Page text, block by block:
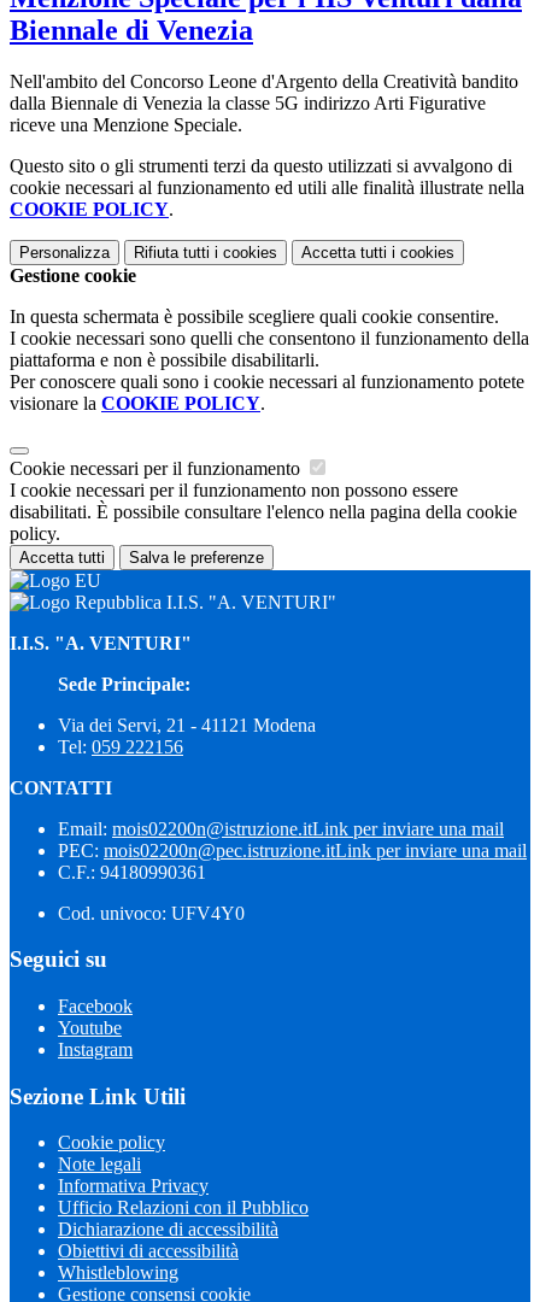
Biennale di Venezia
Nell'ambito del Concorso Leone d'Argento della Creatività bandito
dalla Biennale di Venezia la classe 5G indirizzo Arti Figurative
riceve una Menzione Speciale.
Questo sito o gli strumenti terzi da questo utilizzati si avvalgono di
cookie necessari al funzionamento ed utili alle finalità illustrate nella
COOKIE POLICY.
Personalizza Rifiuta tutti i cookies Accetta tutti i cookies
Gestione cookie
In questa schermata è possibile scegliere quali cookie consentire.
I cookie necessari sono quelli che consentono il funzionamento della
piattaforma e non è possibile disabilitarli.
Per conoscere quali sono i cookie necessari al funzionamento potete
visionare la COOKIE POLICY.
Cookie necessari per il funzionamento
I cookie necessari per il funzionamento non possono essere
disabilitati. È possibile consultare l'elenco nella pagina della cookie
policy.
Accetta tutti Salva le preferenze
I.I.S. "A. VENTURI"
I.I.S. "A. VENTURI"
Sede Principale:
Via dei Servi, 21 - 41121 Modena
Tel: 059 222156
CONTATTI
Email: mois02200n@istruzione.itLink per inviare una mail
PEC: mois02200n@pec.istruzione.itLink per inviare una mail
C.F.: 94180990361
Cod. univoco: UFV4Y0
Seguici su
Facebook
Youtube
Instagram
Sezione Link Utili
Cookie policy
Note legali
Informativa Privacy
Ufficio Relazioni con il Pubblico
Dichiarazione di accessibilità
Obiettivi di accessibilità
Whistleblowing
Gestione consensi cookie